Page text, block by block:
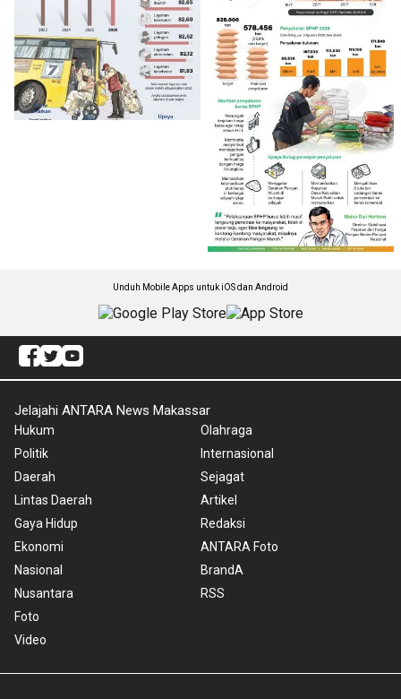
Unduh Mobile Apps untuk iOS dan Android
Jelajahi ANTARA News Makassar
Hukum
Politik
Daerah
Lintas Daerah
Gaya Hidup
Ekonomi
Nasional
Nusantara
Foto
Video
Olahraga
Internasional
Sejagat
Artikel
Redaksi
ANTARA Foto
BrandA
RSS